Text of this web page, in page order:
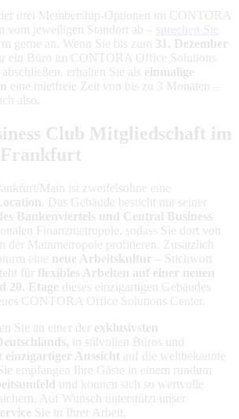
drei Membership-Optionen im CONTORA
vom jeweiligen Standort ab – sprechen Sie
gerne an. Wenn Sie bis zum 31. Dezember
ein Büro im CONTORA Office Solutions
erhalten Sie als einmalige
eine mietfreie Zeit von bis zu 3 Monaten –
also.
Club Mitgliedschaft im
Main ist zweifelsohne eine
. Das Gebäude besticht mit seiner
Bankenviertels und Central Business
Finanzmetropole, sodass Sie dort von
der Mainmetropole profitieren. Zusätzlich
eine neue Arbeitskultur
– Stichwort
für flexibles Arbeiten auf einer neuen
20. Etage dieses einzigartigen Gebäudes
CONTORA Office Solutions Center.
Sie an einer der
exklusivsten
in stilvollen Büros und
einzigartiger Aussicht auf die weltbekannte
empfangen Ihre Gäste in einem rundum
und können sich so wertvolle
Auf Wunsch unterstützt unser
Sie in Ihrer Arbeit.